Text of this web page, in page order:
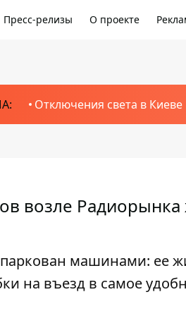
Пресс-релизы О проекте
Отключения света в Киеве
возле Радиорынка
машинами: ее
на въезд в самое